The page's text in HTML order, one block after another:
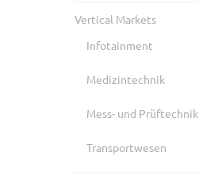
Vertical Markets
Infotainment
Medizintechnik
Mess- und Prüftechnik
Transportwesen